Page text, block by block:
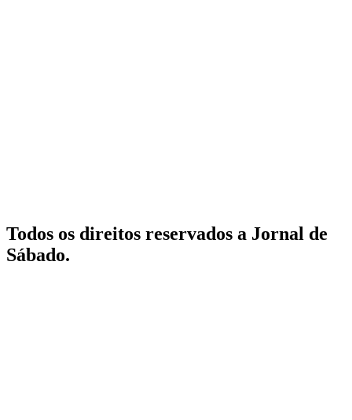
Todos os direitos reservados a Jornal de
Sábado.